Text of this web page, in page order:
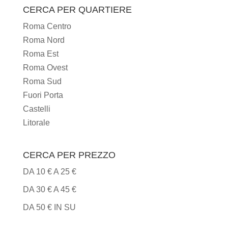
CUCINA
CERCA PER QUARTIERE
Roma Centro
Roma Nord
Roma Est
Roma Ovest
Roma Sud
Fuori Porta
Castelli
Litorale
CERCA PER PREZZO
DA 10 € A 25 €
DA 30 € A 45 €
DA 50 € IN SU